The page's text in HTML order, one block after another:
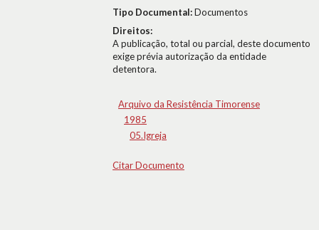
Tipo Documental:Documentos
Direitos:
A publicação, total ou parcial, deste documento
exige prévia autorização da entidade
detentora.
Arquivo da Resistência Timorense
1985
05.Igreja
Citar Documento